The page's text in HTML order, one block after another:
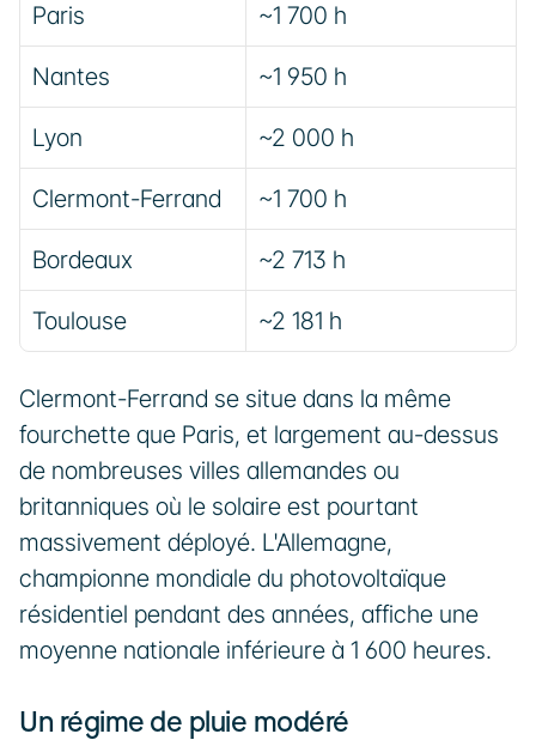
Paris ~1 700 h
Nantes ~1 950 h
Lyon ~2 000 h
Clermont-Ferrand ~1 700 h
Bordeaux ~2 713 h
Toulouse ~2 181 h
Clermont-Ferrand se situe dans la même
fourchette que Paris, et largement au-dessus
de nombreuses villes allemandes ou
britanniques où le solaire est pourtant
massivement déployé. L'Allemagne,
championne mondiale du photovoltaïque
résidentiel pendant des années, affiche une
moyenne nationale inférieure à 1 600 heures.
Un régime de pluie modéré